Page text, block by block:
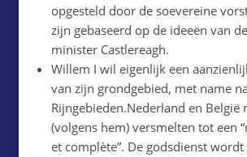
opgesteld door de soevereine
zijn gebaseerd op de ideeën van
minister Castlereagh.
Willem I wil eigenlijk een
van zijn grondgebied, met name
Rijngebieden.Nederland en België
(volgens hem) versmelten tot een
et complète”. De godsdienst